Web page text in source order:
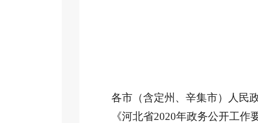
各市（含定州、辛集市）人民
《河北省2020年政务公开工作